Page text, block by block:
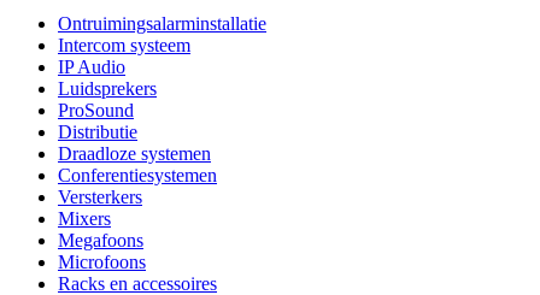
Ontruimingsalarminstallatie
Intercom systeem
IP Audio
Luidsprekers
ProSound
Distributie
Draadloze systemen
Conferentiesystemen
Versterkers
Mixers
Megafoons
Microfoons
Racks en accessoires